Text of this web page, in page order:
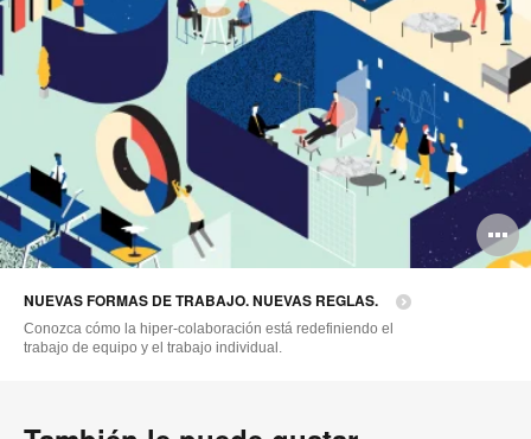
NUEVAS FORMAS DE TRABAJO. NUEVAS REGLAS.
Conozca cómo la hiper-colaboración está redefiniendo el
trabajo de equipo y el trabajo individual.